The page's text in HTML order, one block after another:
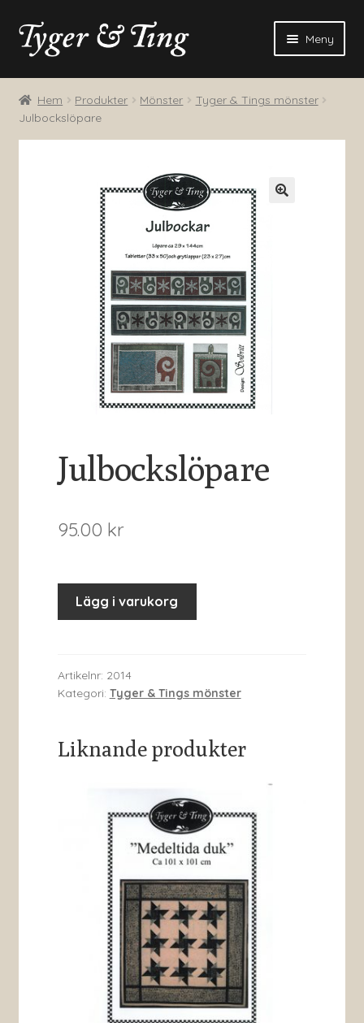
Hoppa
till
Hoppa
till
Meny
Blogg
Produkter
Hem Produkter Mönster
Tyger & Tings mönster
Julbockslöpare
Julbockslöpare
95.00 kr
Lägg i varukorg
Artikelnr: 2014
Kategori: Tyger & Tings mönster
Liknande produkter